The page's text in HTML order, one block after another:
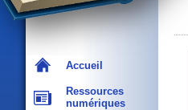
Accueil
Ressources
numériques